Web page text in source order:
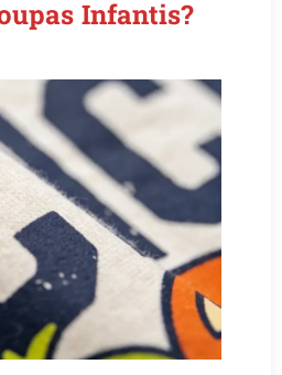
Infantis?